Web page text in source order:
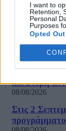
I want to
Retention,
Personal
Purposes
Opted Out
«Θα δείξει
Νέα σειρά
«Melania»
08/08/2026
Σκέρτσος
επιχείρημα
καλύτερη
08/08/2026
Στις 2